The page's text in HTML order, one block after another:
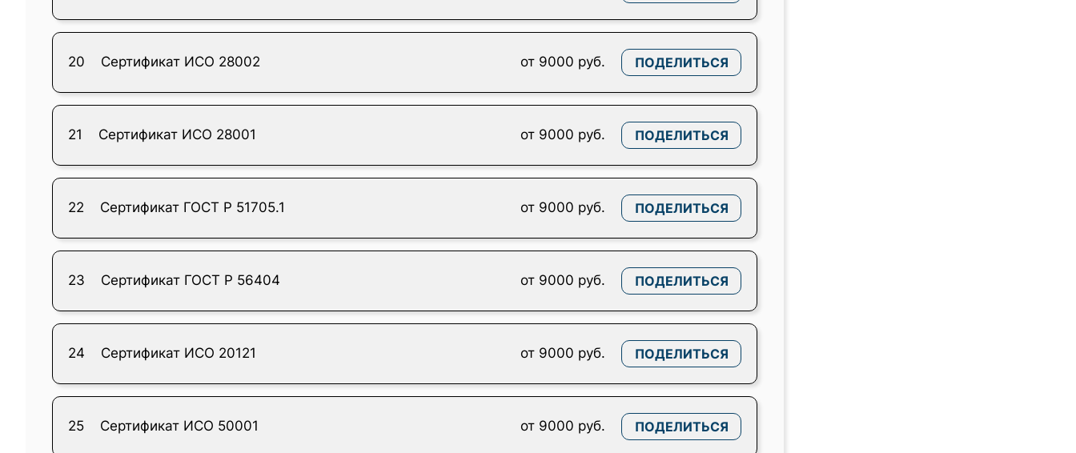
20 Сертификат ИСО 28002 от 9000 руб. ПОДЕЛИТЬСЯ
21 Сертификат ИСО 28001 от 9000 руб. ПОДЕЛИТЬСЯ
22 Сертификат ГОСТ Р 51705.1 от 9000 руб. ПОДЕЛИТЬСЯ
23 Сертификат ГОСТ Р 56404 от 9000 руб. ПОДЕЛИТЬСЯ
24 Сертификат ИСО 20121 от 9000 руб. ПОДЕЛИТЬСЯ
25 Сертификат ИСО 50001 от 9000 руб. ПОДЕЛИТЬСЯ